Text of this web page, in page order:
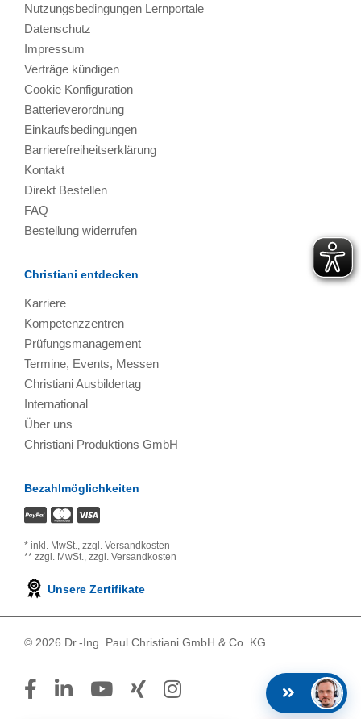
Nutzungsbedingungen Lernportale
Datenschutz
Impressum
Verträge kündigen
Cookie Konfiguration
Batterieverordnung
Einkaufsbedingungen
Barrierefreiheitserklärung
Kontakt
Direkt Bestellen
FAQ
Bestellung widerrufen
Christiani entdecken
Karriere
Kompetenzzentren
Prüfungsmanagement
Termine, Events, Messen
Christiani Ausbildertag
International
Über uns
Christiani Produktions GmbH
Bezahlmöglichkeiten
* inkl. MwSt., zzgl. Versandkosten
** zzgl. MwSt., zzgl. Versandkosten
Unsere Zertifikate
© 2026 Dr.-Ing. Paul Christiani GmbH & Co. KG